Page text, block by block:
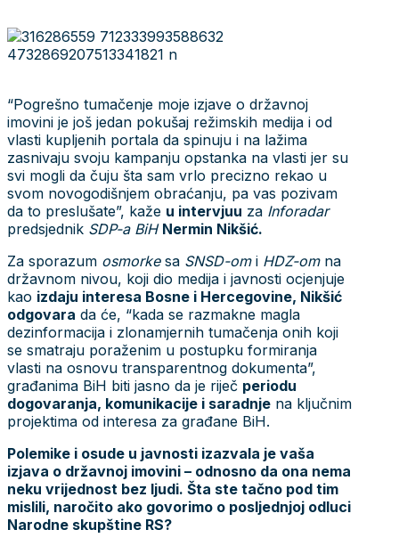
“Pogrešno tumačenje moje izjave o državnoj
imovini je još jedan pokušaj režimskih medija i od
vlasti kupljenih portala da spinuju i na lažima
zasnivaju svoju kampanju opstanka na vlasti jer su
svi mogli da čuju šta sam vrlo precizno rekao u
svom novogodišnjem obraćanju, pa vas pozivam
da to preslušate”, kaže u intervjuu za Inforadar
predsjednik SDP-a BiH Nermin Nikšić.
Za sporazum osmorkesa SNSD-omi HDZ-omna
državnom nivou, koji dio medija i javnosti ocjenjuje
kao izdaju interesa Bosne i Hercegovine, Nikšić
odgovara da će, “kada se razmakne magla
dezinformacija i zlonamjernih tumačenja onih koji
se smatraju poraženim u postupku formiranja
vlasti na osnovu transparentnog dokumenta”,
građanima BiH biti jasno da je riječ periodu
dogovaranja, komunikacije i saradnje na ključnim
projektima od interesa za građane BiH.
Polemike i osude u javnosti izazvala je vaša
izjava o državnoj imovini – odnosno da ona nema
neku vrijednost bez ljudi. Šta ste tačno pod tim
mislili, naročito ako govorimo o posljednjoj odluci
Narodne skupštine RS?